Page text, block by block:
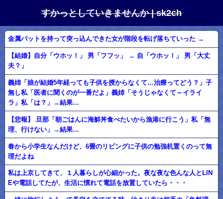
すかっとしていきませんか | sk2ch
金属バットを持って突っ込んできた女が階段を転げ落ちていった →
【結婚】自分「ウホッ！」 男「フフッ」 → 自「ウホッ！」 男「大丈
夫？」
義姉「娘が結婚5年経っても子供を授からなくて…治療ってどう？」子
無し私「医者に聞くのが一番だよ」義姉「そうじゃなくて～イライ
ラ」私「は？」→結果…
【悲報】 旦那「朝ごはんに海鮮丼食べたいから漁港に行こう」私「無
理、行けない」→結果…
春から小学生なんだけど、6畳のリビングに子供の勉強机置くのって無
理だよね
私は上京してきて、１人暮らしが心細かった。夜な夜な色んな人とLIN
Eや電話してたが、生活に慣れて電話を放置していたら・・・